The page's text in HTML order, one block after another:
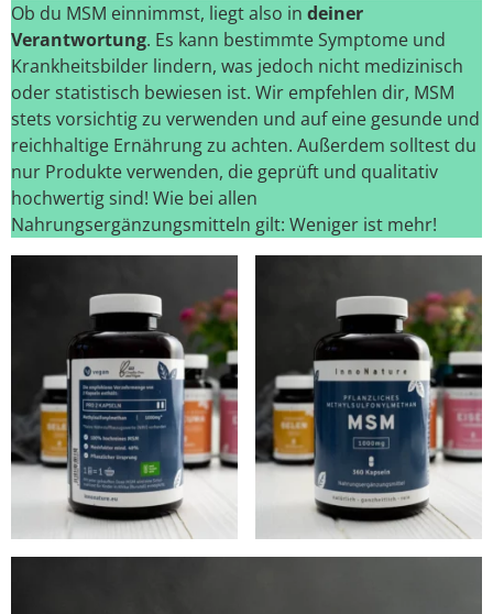
Ob du MSM einnimmst, liegt also in deiner
Verantwortung. Es kann bestimmte Symptome und
Krankheitsbilder lindern, was jedoch nicht medizinisch
oder statistisch bewiesen ist. Wir empfehlen dir, MSM
stets vorsichtig zu verwenden und auf eine gesunde und
reichhaltige Ernährung zu achten. Außerdem solltest du
nur Produkte verwenden, die geprüft und qualitativ
hochwertig sind! Wie bei allen
Nahrungsergänzungsmitteln gilt: Weniger ist mehr!